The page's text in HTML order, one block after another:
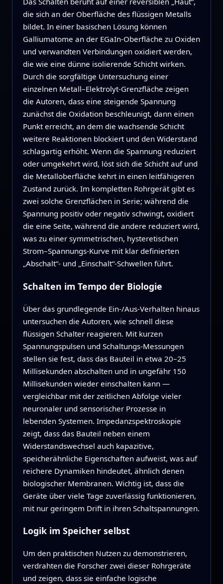
die sich an der Oberfläche des flüssigen Metalls
bildet. In einer basischen Lösung können
Galliumatome an der EGaIn-Oberfläche zu Oxiden
und verwandten Verbindungen oxidiert werden,
die wie eine dünne isolierende Schicht wirken.
Durch die sorgfältige Untersuchung einer
einzelnen Metall–Elektrolyt-Grenzfläche zeigen
die Autoren, dass eine steigende Spannung
zunächst die Oxidation beschleunigt, dann einen
Punkt erreicht, an dem die wachsende Schicht
weitere Reaktionen blockiert und den Widerstand
schlagartig erhöht. Wenn die Spannung reduziert
oder umgekehrt wird, löst sich die Schicht auf und
die Metalloberfläche kehrt in einen leitfähigeren
Zustand zurück. Im kompletten Rohrgerät gibt es
zwei solche Grenzflächen in Serie; während die
Spannung positiv oder negativ schwingt, oxidiert
die eine Seite, während die andere reduziert wird,
was zu einer symmetrischen, hysteretischen
Strom–Spannungs-Kurve mit klar definierten
„Abschalt“- und „Einschalt“-Schwellen führt.
Schalten im Tempo der Biologie
Über das grundlegende Ein-/Aus-Verhalten hinaus
untersuchen die Autoren, wie schnell diese
flüssigen Schalter reagieren. Mit kurzen
Spannungspulsen und Schaltungs‑Messungen
stellen sie fest, dass das Bauteil in etwa 20–25
Millisekunden abschalten und in ungefähr 150
Millisekunden wieder einschalten kann —
vergleichbar mit der zeitlichen Abfolge vieler
neuronaler und sensorischer Prozesse in
lebenden Systemen. Impedanzspektroskopie
zeigt, dass das Bauteil neben einem
Widerstandswechsel auch kapazitive,
speicherähnliche Eigenschaften aufweist, was auf
reichere Dynamiken hindeutet, ähnlich denen
biologischer Membranen. Wichtig ist, dass die
Geräte über viele Tage zuverlässig funktionieren,
mit nur geringem Drift in ihren Schaltspannungen.
Logik im Speicher selbst
Um den praktischen Nutzen zu demonstrieren,
verdrahten die Forscher zwei dieser Rohrgeräte
und zeigen, dass sie einfache logische